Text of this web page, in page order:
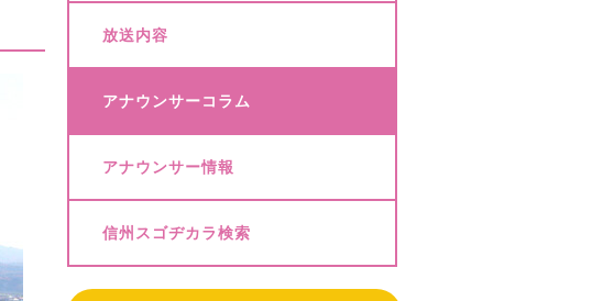
放送内容
アナウンサーコラム
アナウンサー情報
信州スゴヂカラ検索